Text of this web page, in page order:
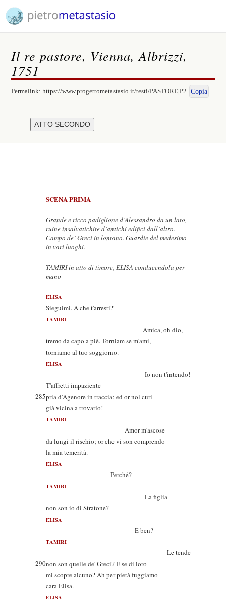
Il re pastore, Vienna, Albrizzi,
1751
Permalink:https://www.progettometastasio.it/testi/PASTORE|P2 Copia
SCENA PRIMA
Grande e ricco padiglione d’Alessandro da un lato,
ruine insalvatichite d’antichi edifici dall’altro.
Campo de’ Greci in lontano. Guardie del medesimo
in vari luoghi.
TAMIRI in atto di timore, ELISA conducendola per
mano
ELISA
Sieguimi. A che t'arresti?
TAMIRI
Amica, oh dio,
tremo da capo a piè. Torniam se m'ami,
torniamo al tuo soggiorno.
ELISA
Io non t'intendo!
T'affretti impaziente
285pria d'Agenore in traccia; ed or nol curi
già vicina a trovarlo!
TAMIRI
Amor m'ascose
da lungi il rischio; or che vi son comprendo
la mia temerità.
ELISA
Perché?
TAMIRI
La figlia
non son io di Stratone?
ELISA
E ben?
TAMIRI
Le tende
290non son quelle de' Greci? E se di loro
mi scopre alcuno? Ah per pietà fuggiamo
cara Elisa.
ELISA